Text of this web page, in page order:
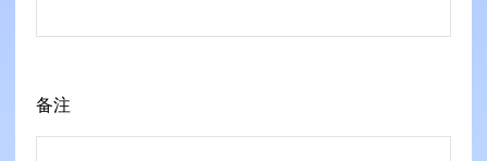
备注